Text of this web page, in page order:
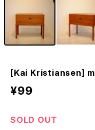
[Kai Kristiansen]
¥99
SOLD OUT